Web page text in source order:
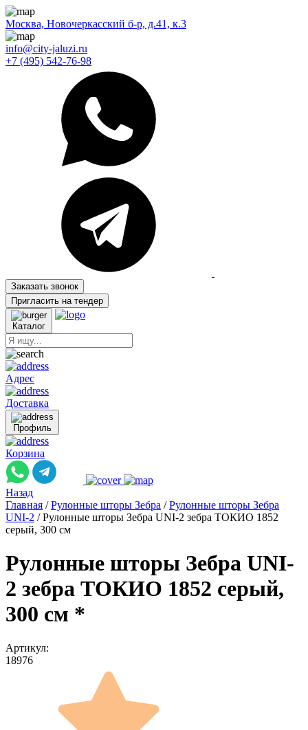
Москва, Новочеркасский б-р, д.41, к.3
info@city-jaluzi.ru
+7 (495) 542-76-98
Заказать звонок
Пригласить на тендер
Каталог
Адрес
Доставка
Профиль
Корзина
Назад
Главная / Рулонные шторы Зебра / Рулонные шторы Зебра
UNI-2 / Рулонные шторы Зебра UNI-2 зебра ТОКИО 1852
серый, 300 см
Рулонные шторы Зебра UNI-
2 зебра ТОКИО 1852 серый,
300 см *
Артикул:
18976